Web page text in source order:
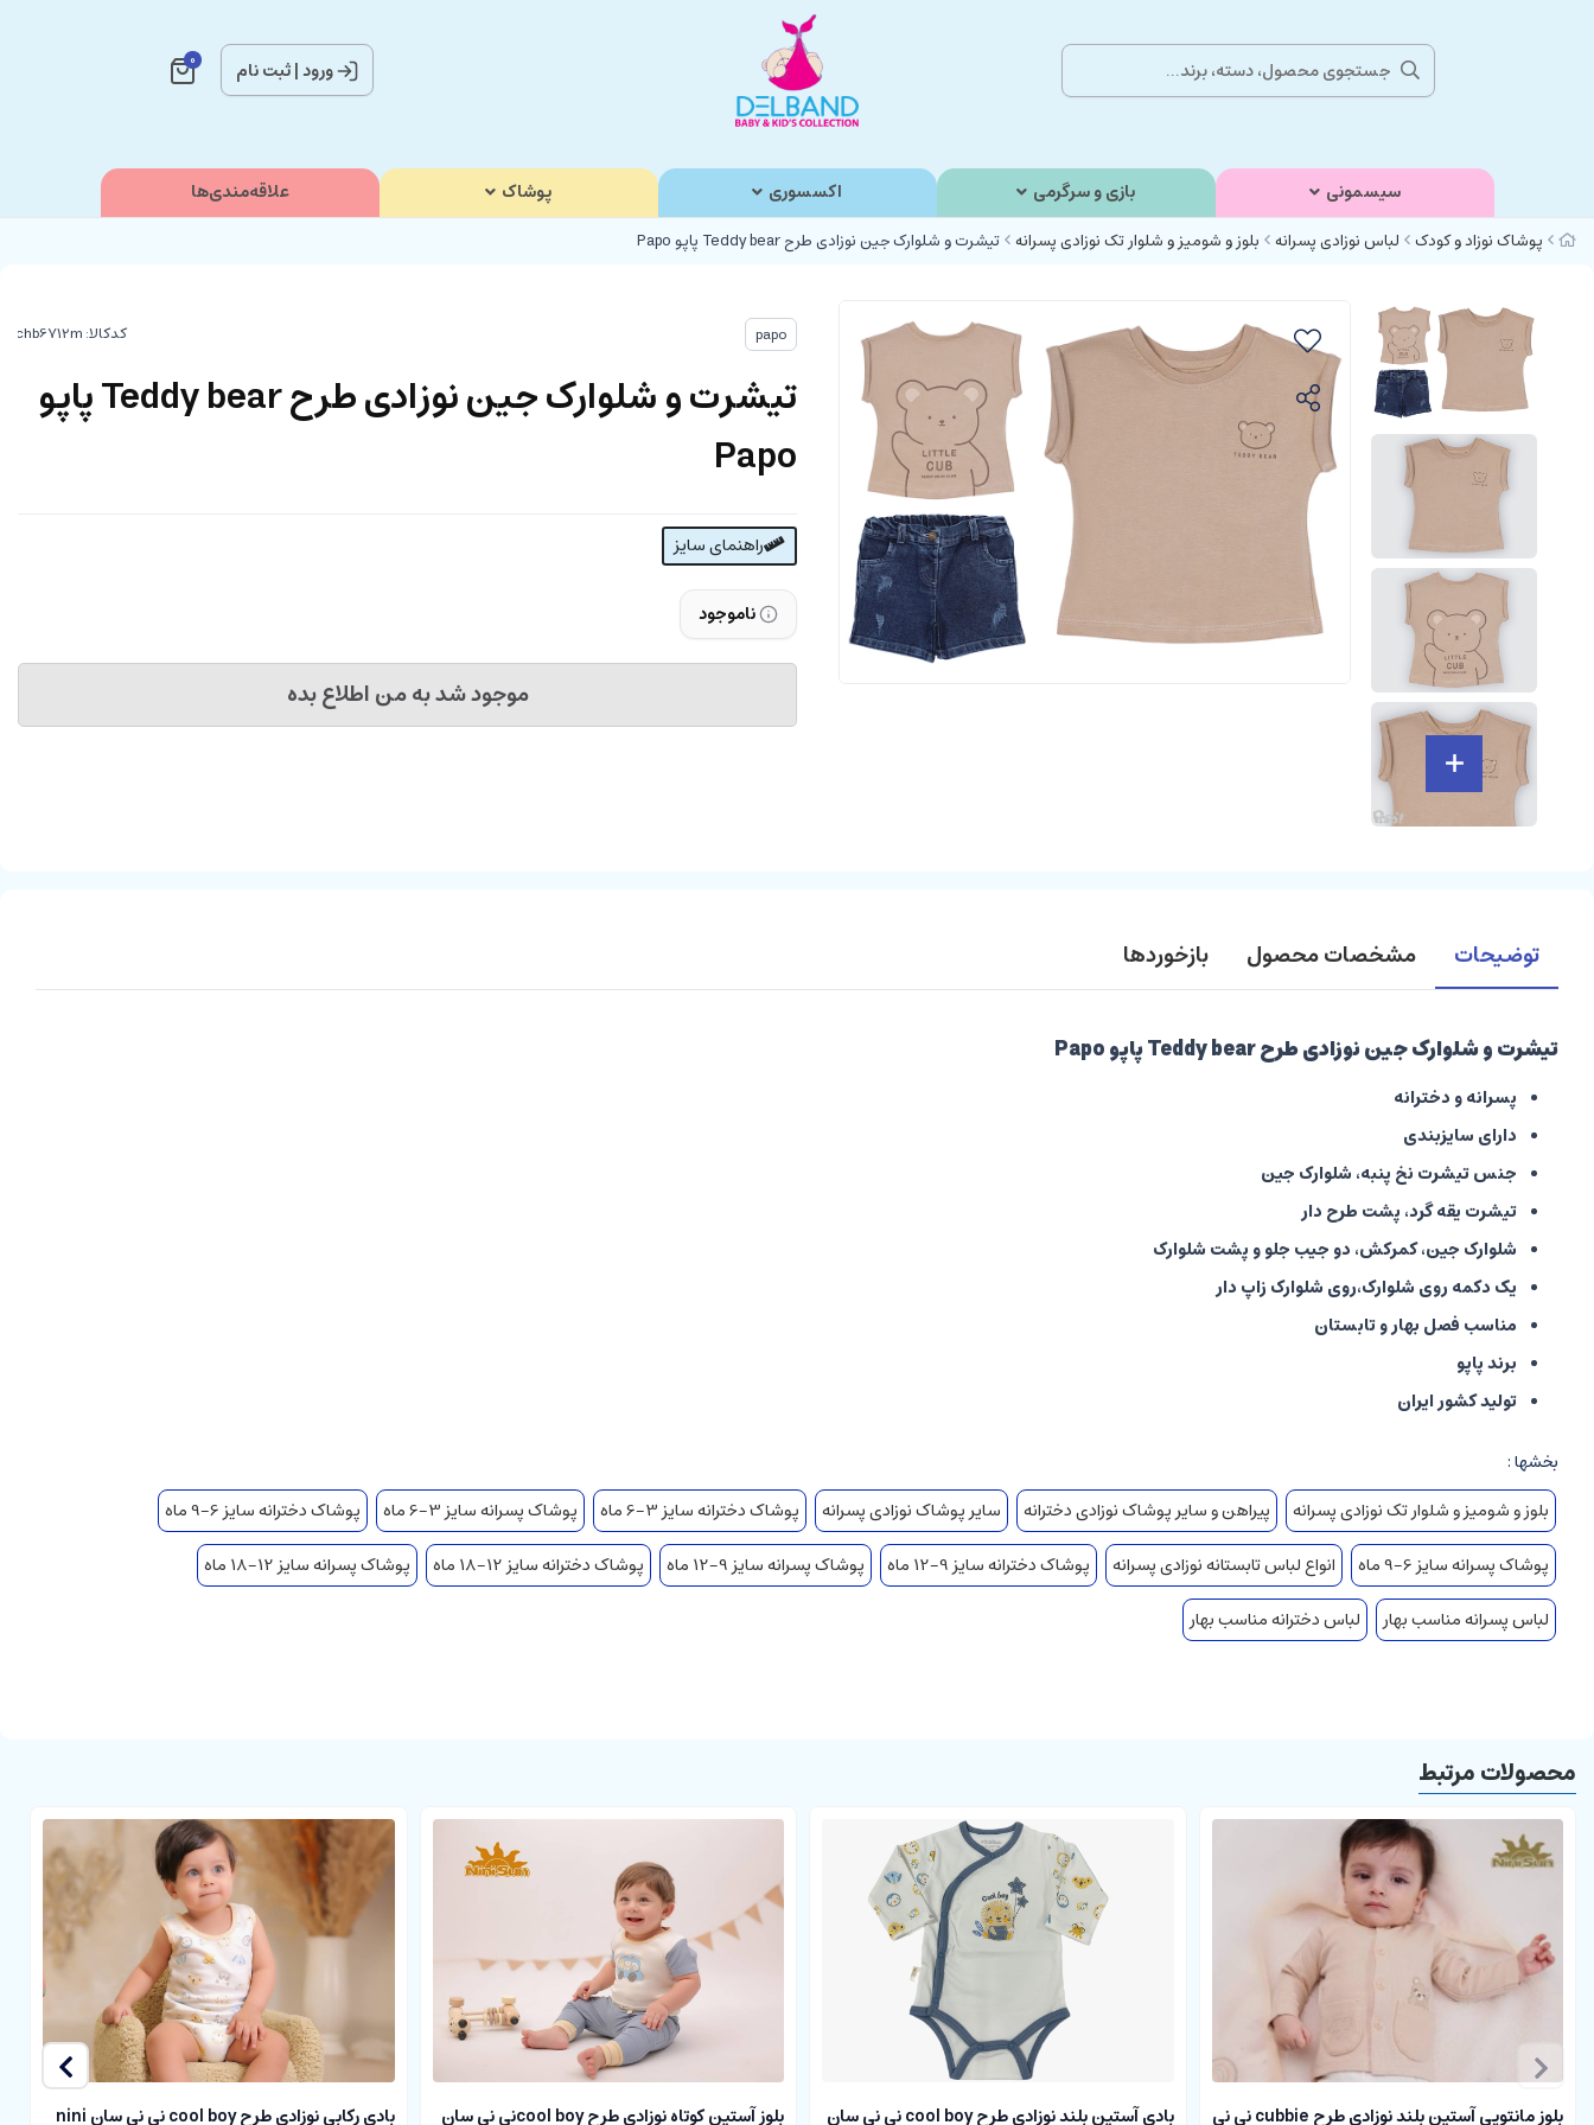
ورود|ثبت نام 0
سیسمونی بازی و سرگرمی اکسسوری پوشاک علاقه‌مندی‌ها
پوشاک نوزاد و کودک لباس نوزادی پسرانه بلوز و شومیز و شلوار تک نوزادی پسرانه تیشرت و شلوارک جین نوزادی طرح Teddy bear پاپو Papo
papo کدکالا:
تیشرت و شلوارک جین نوزادی طرح Teddy bear پاپو
Papo
راهنمای سایز
ناموجود
موجود شد به من اطلاع بده
توضیحات مشخصات محصول بازخوردها
تیشرت و شلوارک جین نوزادی طرح Teddy bear پاپو Papo
پسرانه و دخترانه
دارای سایزبندی
جنس تیشرت نخ پنبه، شلوارک جین
تیشرت یقه گرد، پشت طرح دار
شلوارک جین، کمرکش، دو جیب جلو و پشت شلوارک
یک دکمه روی شلوارک،روی شلوارک زاپ دار
مناسب فصل بهار و تابستان
برند پاپو
تولید کشور ایران
بخشها :
بلوز و شومیز و شلوار تک نوزادی پسرانه
پیراهن و سایر پوشاک نوزادی دخترانه سایر پوشاک نوزادی پسرانه پوشاک دخترانه سایز 3-6 ماه پوشاک پسرانه سایز 3-6 ماه
پوشاک دخترانه سایز 6-9 ماه
پوشاک پسرانه سایز 6-9 ماه
انواع لباس تابستانه نوزادی پسرانه پوشاک دخترانه سایز 9-12 ماه پوشاک پسرانه سایز 9-12 ماه پوشاک دخترانه سایز 12-18 ماه
پوشاک پسرانه سایز 12-18 ماه
لباس پسرانه مناسب بهار
لباس دخترانه مناسب بهار
محصولات مرتبط
بلوز مانتویی آستین بلند نوزادی طرح cubbie نی نی
بادی آستین بلند نوزادی طرح cool boy نی نی سان
بلوز آستین کوتاه نوزادی طرح cool boyنی نی سان
بادی رکابی نوزادی طرح cool boy نی نی سان nini